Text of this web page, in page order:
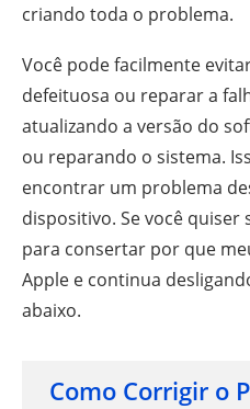
criando toda o problema.
Você pode facilmente
defeituosa ou reparar a
atualizando a versão do
ou reparando o sistema.
encontrar um problema
dispositivo. Se você quiser
para consertar por que
Apple e continua
abaixo.
Como Corrigir o